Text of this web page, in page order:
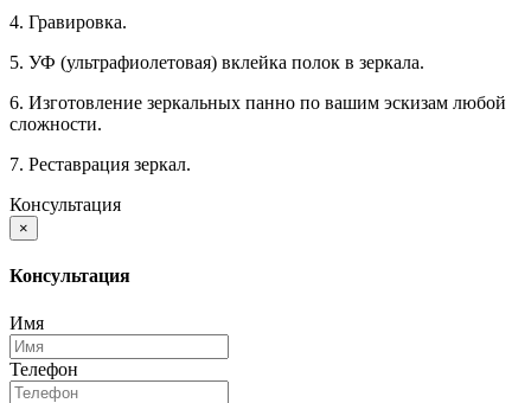
4. Гравировка.
5. УФ (ультрафиолетовая) вклейка полок в зеркала.
6. Изготовление зеркальных панно по вашим эскизам любой
сложности.
7. Реставрация зеркал.
Консультация
×
Консультация
Имя
Телефон